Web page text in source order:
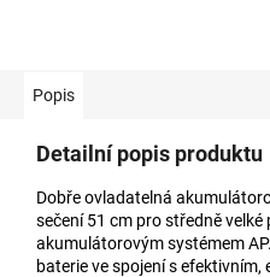
Popis
Detailní popis produktu
Dobře ovladatelná
sečení 51 cm pro středně
akumulátorovým systémem
baterie ve spojení s efektivním,